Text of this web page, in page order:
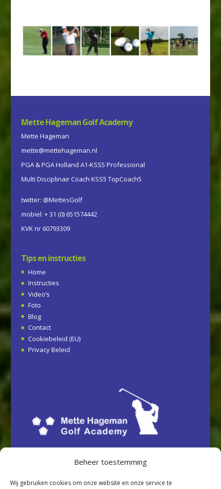
Beheer toestemming
Wij gebruiken cookies om onze website en onze service te
Mette Hageman Golf Academy
Mette Hageman
mette@mettehageman.nl
PGA & PGA Holland A1-KSS5 Professional
Multi Disciplinair Coach KSS5 TopCoach5
twitter: @MettesGolf
mobiel: + 31 (0) 651574442
KVK nr 60793309
Tips en instructies
Home
Instructies
Video’s
Foto
Blog
Contact
Cookiebeleid (EU)
Privacy Beleid